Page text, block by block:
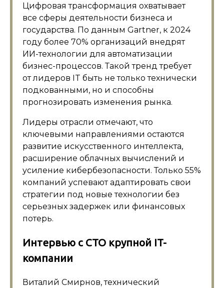
Цифровая трансформация охватывает
все сферы деятельности бизнеса и
государства. По данным Gartner, к 2024
году более 70% организаций внедрят
ИИ-технологии для автоматизации
бизнес-процессов. Такой тренд требует
от лидеров IT быть не только технически
подкованными, но и способны
прогнозировать изменения рынка.
Лидеры отрасли отмечают, что
ключевыми направлениями остаются
развитие искусственного интеллекта,
расширение облачных вычислений и
усиление кибербезопасности. Только 55%
компаний успевают адаптировать свои
стратегии под новые технологии без
серьезных задержек или финансовых
потерь.
Интервью с CTO крупной IT-
компании
Виталий Смирнов, технический